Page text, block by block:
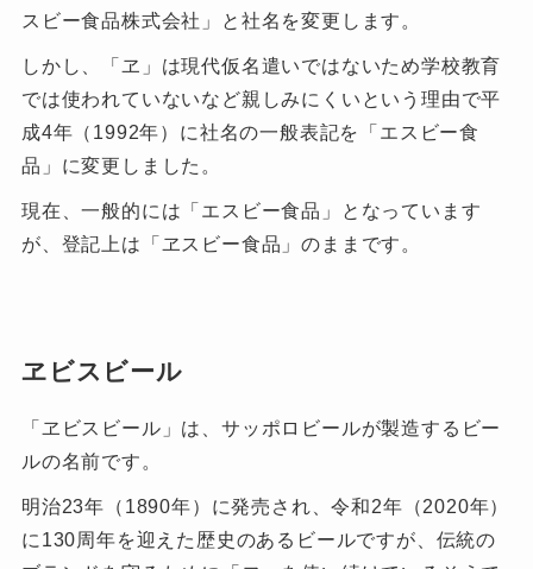
スビー食品株式会社」と社名を変更します。
しかし、「ヱ」は現代仮名遣いではないため学校教育
では使われていないなど親しみにくいという理由で平
成4年（1992年）に社名の一般表記を「エスビー食
品」に変更しました。
現在、一般的には「エスビー食品」となっています
が、登記上は「ヱスビー食品」のままです。
ヱビスビール
「ヱビスビール」は、サッポロビールが製造するビー
ルの名前です。
明治23年（1890年）に発売され、令和2年（2020年）
に130周年を迎えた歴史のあるビールですが、伝統の